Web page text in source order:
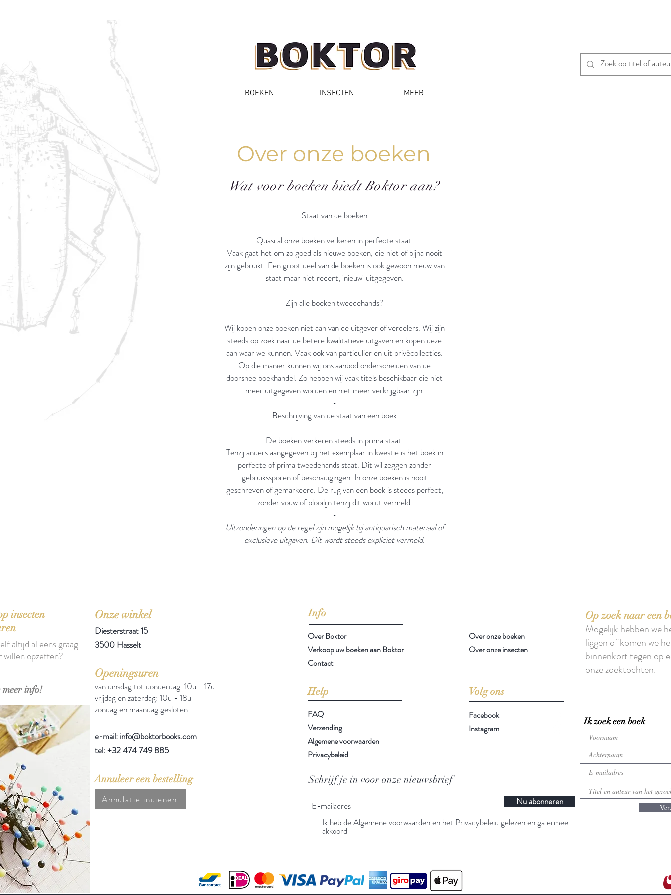
BOEKEN INSECTEN MEER
Over onze boeken
Wat voor boeken biedt Boktor aan?
Staat van de boeken
Quasi al onze boeken verkeren in perfecte staat.
Vaak gaat het om zo goed als nieuwe boeken, die niet of bijna nooit
zijn gebruikt. Een groot deel van de boeken is ook gewoon nieuw van
staat maar niet recent, 'nieuw' uitgegeven.
-
Zijn alle boeken tweedehands?
Wij kopen onze boeken niet aan van de uitgever of verdelers. Wij zijn
steeds op zoek naar de betere kwalitatieve uitgaven en kopen deze
aan waar we kunnen. Vaak ook van particulier en uit privécollecties.
Op die manier kunnen wij ons aanbod onderscheiden van de
doorsnee boekhandel. Zo hebben wij vaak titels beschikbaar die niet
meer uitgegeven worden en niet meer verkrijgbaar zijn.
-
Beschrijving van de staat van een boek
De boeken verkeren steeds in prima staat.
Tenzij anders aangegeven bij het exemplaar in kwestie is het boek in
perfecte of prima tweedehands staat. Dit wil zeggen zonder
gebruikssporen of beschadigingen. In onze boeken is nooit
geschreven of gemarkeerd. De rug van een boek is steeds perfect,
zonder vouw of plooilijn tenzij dit wordt vermeld.
-
Uitzonderingen op de regel zijn mogelijk bij antiquarisch materiaal of
exclusieve uitgaven. Dit wordt steeds expliciet vermeld.
insecten
info!
altijd al eens graag
willen opzetten?
Onze winkel
Diesterstraat 15
3500 Hasselt
Openingsuren
van dinsdag tot donderdag: 10u - 17u
vrijdag en zaterdag: 10u - 18u
zondag en maandag gesloten
e-mail: info@boktorbooks.com
tel: +32 474 749 885
Info
Over Boktor
Verkoop uw boeken aan Boktor
Contact
Help Volg ons
Op zoek naar een
Mogelijk hebben we
liggen of komen we
binnenkort tegen op
onze zoektochten.
FAQ
Verzending
Algemene voorwaarden
Privacybeleid
Facebook
Instagram
Schrijf je in voor onze nieuwsbrief
Nu abonneren
Ik heb de Algemene voorwaarden en het Privacybeleid gelezen en ga ermee
akkoord
Ik zoek een boek
Over onze boeken
Over onze insecten
Annuleer een bestelling
Annulatie indienen